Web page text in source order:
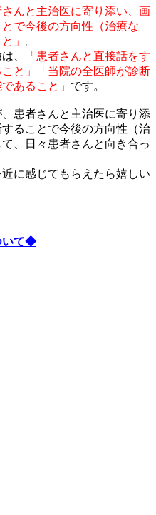
さんと主治医に寄り添い、画
で今後の方向性（治療な
」
。
、
「患者さんと直接話をす
と」「当院の全医師が診断
あること」 です。
患者さんと主治医に寄り添
ることで今後の方向性（治
、日々患者さんと向き合っ
に感じてもらえたら嬉しい
いて◆